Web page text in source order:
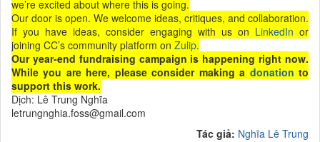
we’re excited about where this is going.
Our door is open. We welcome ideas, critiques, and collaboration.
If you have ideas, consider engaging with us on LinkedIn or
joining CC’s community platform on Zulip.
Our year-end fundraising campaign is happening right now.
While you are here, please consider making a donation to
support this work.
Dịch: Lê Trung Nghĩa
letrungnghia.foss@gmail.com
Tác giả: Nghĩa Lê Trung